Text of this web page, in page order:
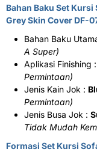
Bahan Baku Set
Grey Skin Cover DF-
Bahan Baku
A Super)
Aplikasi Finishing :
Permintaan)
Jenis Kain Jok :
Permintaan)
Jenis Busa Jok :
Tidak Mudah
Formasi Set Kursi